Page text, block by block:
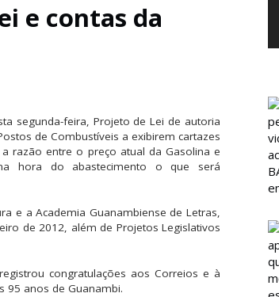
e contas da
segunda-feira, Projeto de Lei de autoria
de Combustíveis a exibirem cartazes
razão entre o preço atual da Gasolina e
hora do abastecimento o que será
e a Academia Guanambiense de Letras,
de 2012, além de Projetos Legislativos
congratulações aos Correios e à
95 anos de Guanambi.